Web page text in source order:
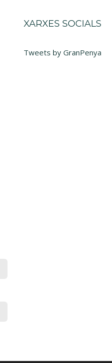
XARXES SOCIALS
Tweets by GranPenya